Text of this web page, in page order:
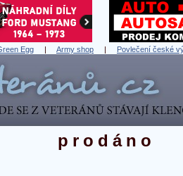
Egg | Army shop | Povlečení české
prodáno